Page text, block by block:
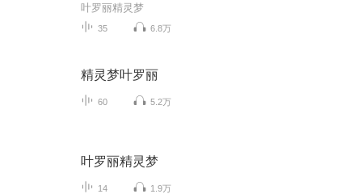
叶罗丽精灵梦
35 6.8万
精灵梦叶罗丽
60 5.2万
叶罗丽精灵梦
14 1.9万